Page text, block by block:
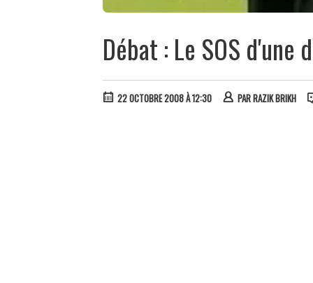
Débat : Le SOS d'une
22 OCTOBRE 2008 À 12:30 PARRAZIK BRIKH